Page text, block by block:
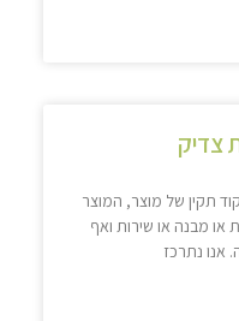
צדיק
תקין של מוצר, המוצר
או מבנה או שירות ואף
אנו נתרכז